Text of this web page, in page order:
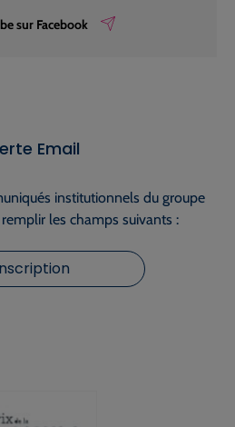
sur Facebook
Email
institutionnels du groupe
les champs suivants :